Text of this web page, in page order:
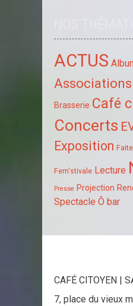
ACTUS
Associations
Brasserie Café
Concerts
Exposition
Fem'stivale Lecture
Presse Projection
Spectacle Ô bar
CAFÉ CITOYEN |
7, place du vieux